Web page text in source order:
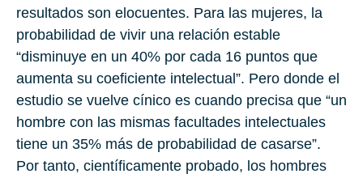
resultados son elocuentes. Para las mujeres, la
probabilidad de vivir una relación estable
“disminuye en un 40% por cada 16 puntos que
aumenta su coeficiente intelectual”. Pero donde el
estudio se vuelve cínico es cuando precisa que “un
hombre con las mismas facultades intelectuales
tiene un 35% más de probabilidad de casarse”.
Por tanto, científicamente probado, los hombres